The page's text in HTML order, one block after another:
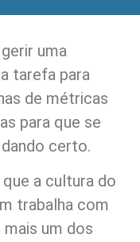
uma
tarefa para
de métricas
para que se
certo.
a cultura do
trabalha com
mais um dos